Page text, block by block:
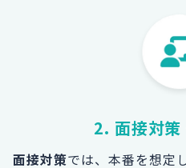
2. 面接対
面接対策では、本番を想定